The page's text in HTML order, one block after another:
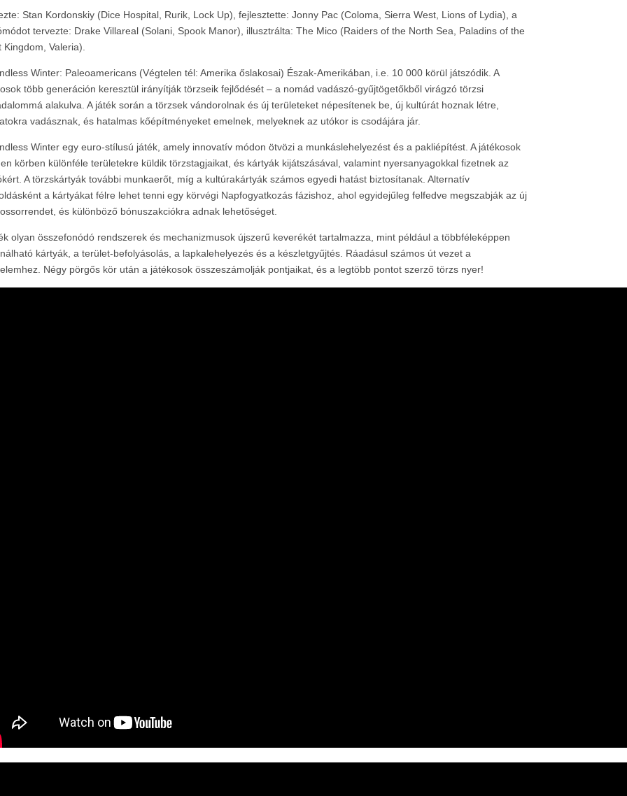
Stan Kordonskiy (Dice Hospital, Rurik, Lock Up), fejlesztette: Jonny Pac (Coloma, Sierra West, Lions of Lydia), a
tervezte: Drake Villareal (Solani, Spook Manor), illusztrálta: The Mico (Raiders of the North Sea, Paladins of the
Kingdom, Valeria).
Winter: Paleoamericans (Végtelen tél: Amerika őslakosai) Észak-Amerikában, i.e. 10 000 körül játszódik. A
több generáción keresztül irányítják törzseik fejlődését – a nomád vadászó-gyűjtögetőkből virágzó törzsi
alakulva. A játék során a törzsek vándorolnak és új területeket népesítenek be, új kultúrát hoznak létre,
vadásznak, és hatalmas kőépítményeket emelnek, melyeknek az utókor is csodájára jár.
Winter egy euro-stílusú játék, amely innovatív módon ötvözi a munkáslehelyezést és a pakliépítést. A játékosok
körben különféle területekre küldik törzstagjaikat, és kártyák kijátszásával, valamint nyersanyagokkal fizetnek az
A törzskártyák további munkaerőt, míg a kultúrakártyák számos egyedi hatást biztosítanak. Alternatív
a kártyákat félre lehet tenni egy körvégi Napfogyatkozás fázishoz, ahol egyidejűleg felfedve megszabják az új
és különböző bónuszakciókra adnak lehetőséget.
olyan összefonódó rendszerek és mechanizmusok újszerű keverékét tartalmazza, mint például a többféleképpen
kártyák, a terület-befolyásolás, a lapkalehelyezés és a készletgyűjtés. Ráadásul számos út vezet a
Négy pörgős kör után a játékosok összeszámolják pontjaikat, és a legtöbb pontot szerző törzs nyer!